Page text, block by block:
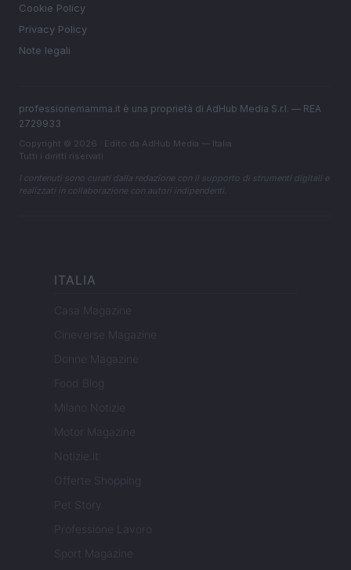
Cookie Policy
Privacy Policy
Note legali
professionemamma.it è una proprietà di AdHub Media S.r.l. — REA
2729933
Copyright © 2026 · Edito da AdHub Media — Italia
Tutti i diritti riservati
I contenuti sono curati dalla redazione con il supporto di strumenti digitali e
realizzati in collaborazione con autori indipendenti.
ITALIA
Casa Magazine
Cineverse Magazine
Donne Magazine
Food Blog
Milano Notizie
Motor Magazine
Notizie.it
Offerte Shopping
Pet Story
Professione Lavoro
Sport Magazine